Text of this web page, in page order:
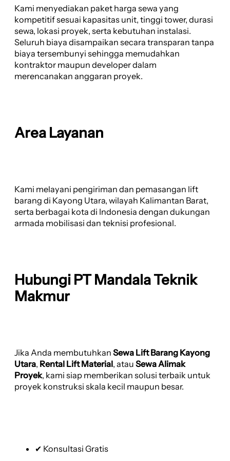
Kami menyediakan paket harga sewa yang
kompetitif sesuai kapasitas unit, tinggi tower, durasi
sewa, lokasi proyek, serta kebutuhan instalasi.
Seluruh biaya disampaikan secara transparan tanpa
biaya tersembunyi sehingga memudahkan
kontraktor maupun developer dalam
merencanakan anggaran proyek.
Area Layanan
Kami melayani pengiriman dan pemasangan lift
barang di Kayong Utara, wilayah Kalimantan Barat,
serta berbagai kota di Indonesia dengan dukungan
armada mobilisasi dan teknisi profesional.
Hubungi PT Mandala Teknik
Makmur
Jika Anda membutuhkan Sewa Lift Barang Kayong
Utara, Rental Lift Material, atau Sewa Alimak
Proyek, kami siap memberikan solusi terbaik untuk
proyek konstruksi skala kecil maupun besar.
✔ Konsultasi Gratis